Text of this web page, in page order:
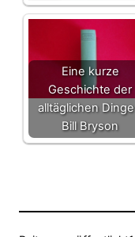
Eine kurze
Geschichte der
alltäglichen Dinge
Bill Bryson